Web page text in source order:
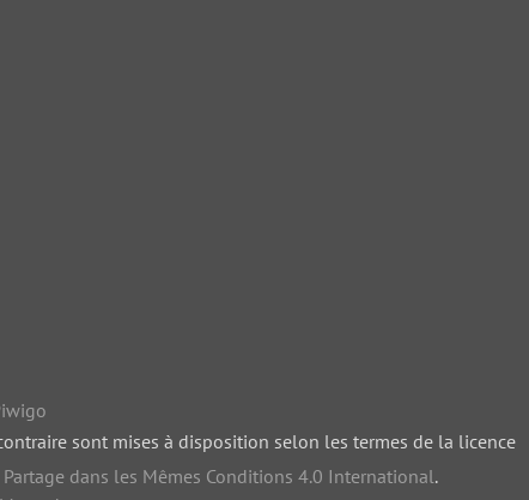
sont mises à disposition selon les termes de la licence
dans les Mêmes Conditions 4.0 International.